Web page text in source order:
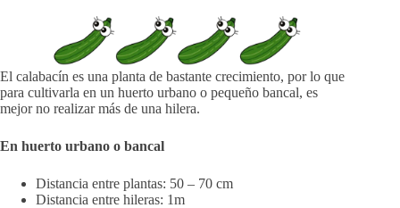
El calabacín es una planta de bastante crecimiento, por lo que
para cultivarla en un huerto urbano o pequeño bancal, es
mejor no realizar más de una hilera.
En huerto urbano o bancal
Distancia entre plantas: 50 – 70 cm
Distancia entre hileras: 1m